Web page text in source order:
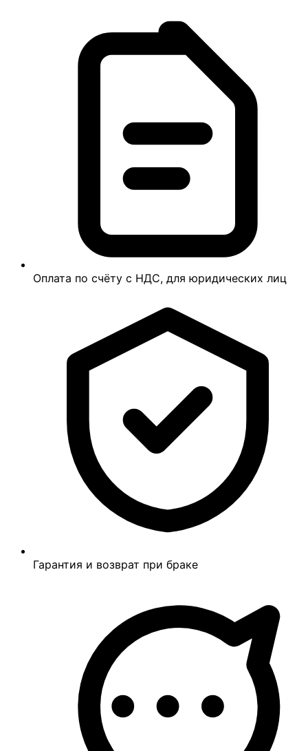
Оплата по счёту с НДС, для юридических лиц
Гарантия и возврат при браке